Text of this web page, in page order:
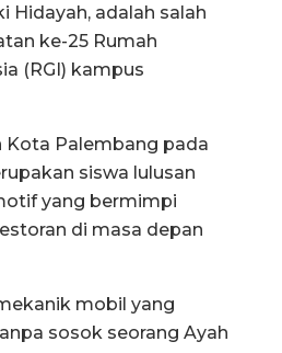
Hidayah, adalah salah
ke-25 Rumah
(RGI) kampus
Kota Palembang pada
siswa lulusan
yang bermimpi
di masa depan
mobil yang
sosok seorang Ayah